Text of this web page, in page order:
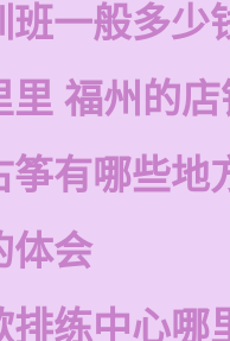
班一般多少
里 福州的
筝有哪些地
体会
排练中心哪